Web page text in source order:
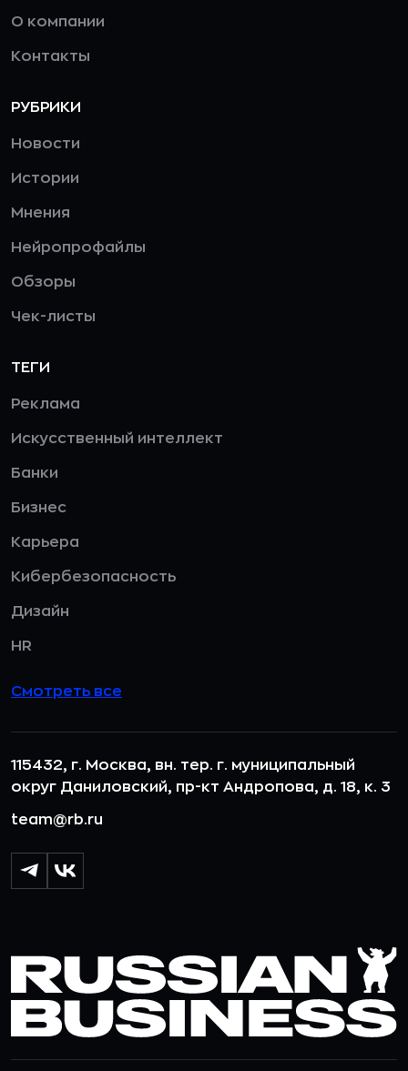
О компании
Контакты
РУБРИКИ
Новости
Истории
Мнения
Нейропрофайлы
Обзоры
Чек-листы
ТЕГИ
Реклама
Искусственный интеллект
Банки
Бизнес
Карьера
Кибербезопасность
Дизайн
HR
Смотреть все
115432, г. Москва, вн. тер. г. муниципальный
округ Даниловский, пр-кт Андропова, д. 18, к. 3
team@rb.ru